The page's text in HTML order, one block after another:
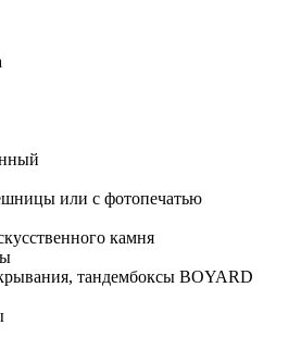
или с фотопечатью
камня
тандембоксы BOYARD